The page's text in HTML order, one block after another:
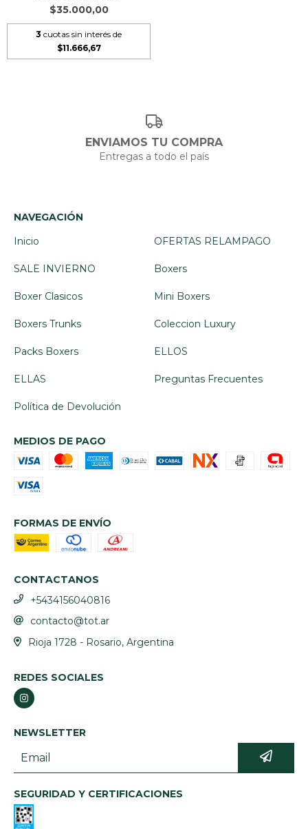
$35.000,00
3 cuotas sin interés de
$11.666,67
ENVIAMOS TU COMPRA
Entregas a todo el país
NAVEGACIÓN
Inicio
OFERTAS RELAMPAGO
SALE INVIERNO Boxers
Boxer Clasicos Mini Boxers
Boxers Trunks Coleccion Luxury
Packs Boxers ELLOS
ELLAS Preguntas Frecuentes
Política de Devolución
MEDIOS DE PAGO
FORMAS DE ENVÍO
CONTACTANOS
+5434156040816
contacto@tot.ar
Rioja 1728 - Rosario, Argentina
REDES SOCIALES
NEWSLETTER
SEGURIDAD Y CERTIFICACIONES